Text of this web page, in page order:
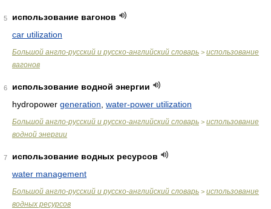
5
использование вагонов
car utilization
Большой англо-русский и русско-английский словарь > использование
вагонов
6
использование водной энергии
hydropower generation water-power utilization
Большой англо-русский и русско-английский словарь > использование
водной энергии
7
использование водных ресурсов
water management
Большой англо-русский и русско-английский словарь > использование
водных ресурсов